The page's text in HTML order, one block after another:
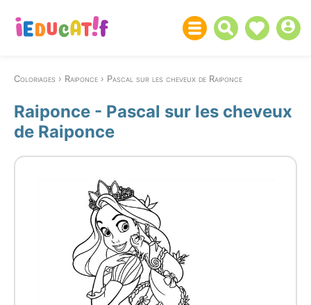
Coloriages Raiponce Pascal sur les cheveux de Raiponce
Raiponce - Pascal sur les cheveux
de Raiponce